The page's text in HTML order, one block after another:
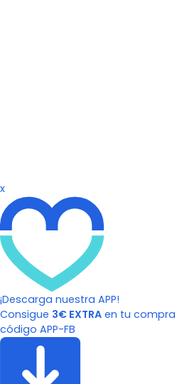
x
¡Descarga nuestra APP!
Consigue 3€ EXTRA en tu compra
código APP-FB